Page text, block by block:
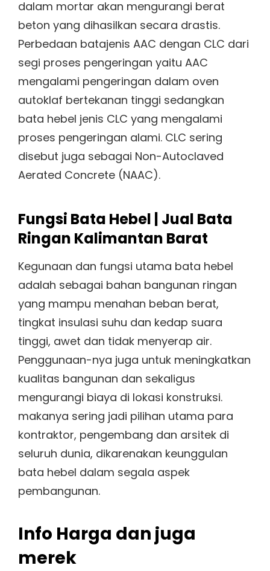
dalam mortar akan mengurangi berat
beton yang dihasilkan secara drastis.
Perbedaan batajenis AAC dengan CLC dari
segi proses pengeringan yaitu AAC
mengalami pengeringan dalam oven
autoklaf bertekanan tinggi sedangkan
bata hebel jenis CLC yang mengalami
proses pengeringan alami. CLC sering
disebut juga sebagai Non-Autoclaved
Aerated Concrete (NAAC).
Fungsi Bata Hebel | Jual Bata
Ringan Kalimantan Barat
Kegunaan dan fungsi utama bata hebel
adalah sebagai bahan bangunan ringan
yang mampu menahan beban berat,
tingkat insulasi suhu dan kedap suara
tinggi, awet dan tidak menyerap air.
Penggunaan-nya juga untuk meningkatkan
kualitas bangunan dan sekaligus
mengurangi biaya di lokasi konstruksi.
makanya sering jadi pilihan utama para
kontraktor, pengembang dan arsitek di
seluruh dunia, dikarenakan keunggulan
bata hebel dalam segala aspek
pembangunan.
Info Harga dan juga
merek